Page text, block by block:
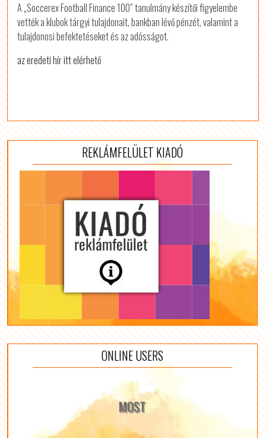
A „Soccerex Football Finance 100” tanulmány készítői figyelembe
vették a klubok tárgyi tulajdonait, bankban lévő pénzét, valamint a
tulajdonosi befektetéseket és az adósságot.
az eredeti hír itt elérhető
REKLÁMFELÜLET KIADÓ
ONLINE USERS
MOST